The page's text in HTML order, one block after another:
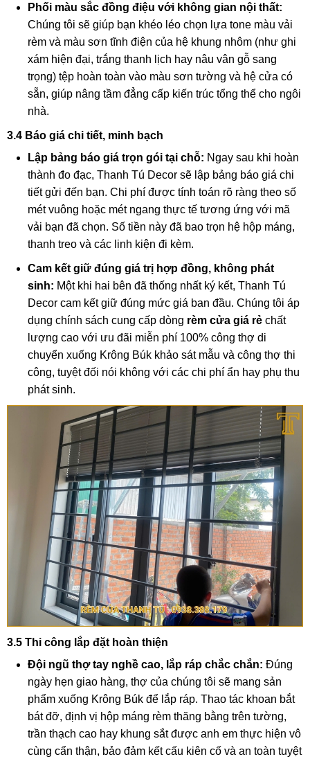
Phối màu sắc đồng điệu với không gian nội thất:
Chúng tôi sẽ giúp bạn khéo léo chọn lựa tone màu vải
rèm và màu sơn tĩnh điện của hệ khung nhôm (như ghi
xám hiện đại, trắng thanh lịch hay nâu vân gỗ sang
trọng) tệp hoàn toàn vào màu sơn tường và hệ cửa có
sẵn, giúp nâng tầm đẳng cấp kiến trúc tổng thể cho ngôi
nhà.
3.4 Báo giá chi tiết, minh bạch
Lập bảng báo giá trọn gói tại chỗ: Ngay sau khi hoàn
thành đo đạc, Thanh Tú Decor sẽ lập bảng báo giá chi
tiết gửi đến bạn. Chi phí được tính toán rõ ràng theo số
mét vuông hoặc mét ngang thực tế tương ứng với mã
vải bạn đã chọn. Số tiền này đã bao trọn hệ hộp máng,
thanh treo và các linh kiện đi kèm.
Cam kết giữ đúng giá trị hợp đồng, không phát
sinh: Một khi hai bên đã thống nhất ký kết, Thanh Tú
Decor cam kết giữ đúng mức giá ban đầu. Chúng tôi áp
dụng chính sách cung cấp dòng rèm cửa giá rẻ chất
lượng cao với ưu đãi miễn phí 100% công thợ di
chuyển xuống Krông Búk khảo sát mẫu và công thợ thi
công, tuyệt đối nói không với các chi phí ẩn hay phụ thu
phát sinh.
3.5 Thi công lắp đặt hoàn thiện
Đội ngũ thợ tay nghề cao, lắp ráp chắc chắn: Đúng
ngày hẹn giao hàng, thợ của chúng tôi sẽ mang sản
phẩm xuống Krông Búk để lắp ráp. Thao tác khoan bắt
bát đỡ, định vị hộp máng rèm thăng bằng trên tường,
trần thạch cao hay khung sắt được anh em thực hiện vô
cùng cẩn thận, bảo đảm kết cấu kiên cố và an toàn tuyệt